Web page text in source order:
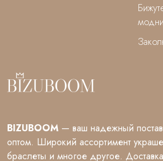
BIZUBOOM — ваш надежный
оптом. Широкий ассортимент
браслеты и многое другое.